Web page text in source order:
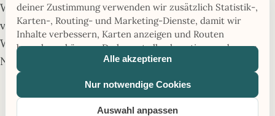
deiner Zustimmung verwenden wir zusätzlich Statistik-,
Karten-, Routing- und Marketing-Dienste, damit wir
Inhalte verbessern, Karten anzeigen und Routen
berechnen können. Du kannst alle akzeptieren oder nur
notwendige Cookies verwenden.
Alle akzeptieren
Nur notwendige Cookies
Auswahl anpassen
Wer mehr Zeit hat, kann den Stopp auch
verlängern: Die Region Pyhrn-Priel bietet
Wanderwege, Berge und Ausflüge Richtung
Nationalpark Kalkalpen.
schnelle Transitnacht, späte
Ankunft, frühe Weiterfahrt